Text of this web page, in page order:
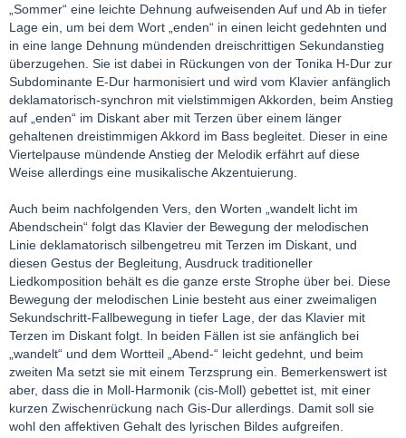
„Sommer“ eine leichte Dehnung aufweisenden Auf und Ab in tiefer
Lage ein, um bei dem Wort „enden“ in einen leicht gedehnten und
in eine lange Dehnung mündenden dreischrittigen Sekundanstieg
überzugehen. Sie ist dabei in Rückungen von der Tonika H-Dur zur
Subdominante E-Dur harmonisiert und wird vom Klavier anfänglich
deklamatorisch-synchron mit vielstimmigen Akkorden, beim Anstieg
auf „enden“ im Diskant aber mit Terzen über einem länger
gehaltenen dreistimmigen Akkord im Bass begleitet. Dieser in eine
Viertelpause mündende Anstieg der Melodik erfährt auf diese
Weise allerdings eine musikalische Akzentuierung.
Auch beim nachfolgenden Vers, den Worten „wandelt licht im
Abendschein“ folgt das Klavier der Bewegung der melodischen
Linie deklamatorisch silbengetreu mit Terzen im Diskant, und
diesen Gestus der Begleitung, Ausdruck traditioneller
Liedkomposition behält es die ganze erste Strophe über bei. Diese
Bewegung der melodischen Linie besteht aus einer zweimaligen
Sekundschritt-Fallbewegung in tiefer Lage, der das Klavier mit
Terzen im Diskant folgt. In beiden Fällen ist sie anfänglich bei
„wandelt“ und dem Wortteil „Abend-“ leicht gedehnt, und beim
zweiten Ma setzt sie mit einem Terzsprung ein. Bemerkenswert ist
aber, dass die in Moll-Harmonik (cis-Moll) gebettet ist, mit einer
kurzen Zwischenrückung nach Gis-Dur allerdings. Damit soll sie
wohl den affektiven Gehalt des lyrischen Bildes aufgreifen.